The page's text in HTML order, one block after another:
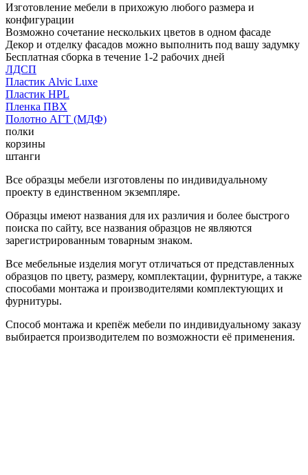
Изготовление мебели в прихожую любого размера и
конфигурации
Возможно сочетание нескольких цветов в одном фасаде
Декор и отделку фасадов можно выполнить под вашу задумку
Бесплатная сборка в течение 1-2 рабочих дней
ЛДСП
Пластик Alvic Luxe
Пластик HPL
Пленка ПВХ
Полотно АГТ (МДФ)
полки
корзины
штанги
Все образцы мебели изготовлены по индивидуальному
проекту в единственном экземпляре.
Образцы имеют названия для их различия и более быстрого
поиска по сайту, все названия образцов не являются
зарегистрированным товарным знаком.
Все мебельные изделия могут отличаться от представленных
образцов по цвету, размеру, комплектации, фурнитуре, а также
способами монтажа и производителями комплектующих и
фурнитуры.
Способ монтажа и крепёж мебели по индивидуальному заказу
выбирается производителем по возможности её применения.